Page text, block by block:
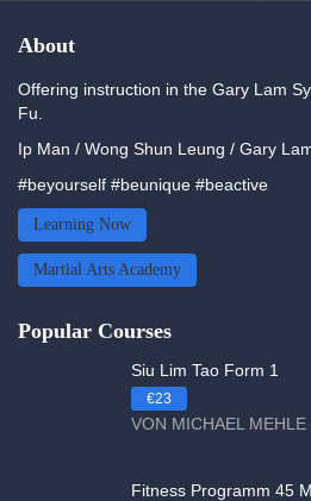
About
Offering instruction in the Gary Lam
Fu.
Ip Man / Wong Shun Leung / Gary
#beyourself #beunique #beactive
Learning Now
Martial Arts Academy
Popular Courses
Siu Lim Tao Form 1
€23
VON MICHAEL MEHLE
Fitness Programm 45